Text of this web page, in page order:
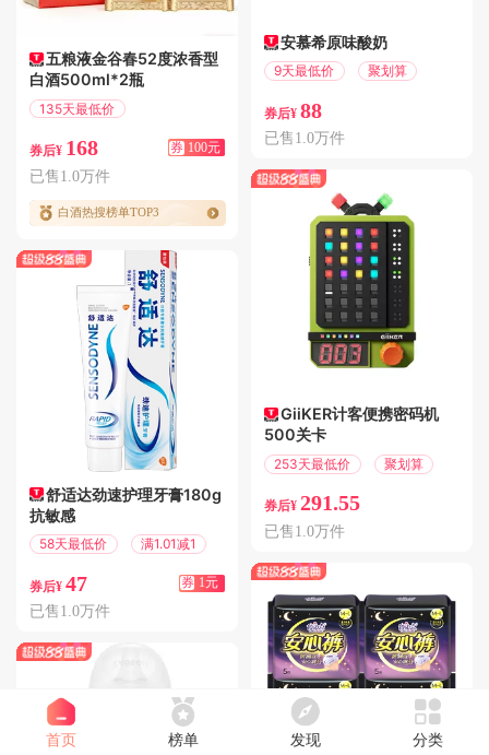
五粮液金谷春52度浓香型
白酒500ml*2瓶
135天最低价
券后¥ 168 券 100元
已售1.0万件
白酒热搜榜单TOP3
舒适达劲速护理牙膏180g
抗敏感
58天最低价 满1.01减1
券后¥ 47 券 1元
已售1.0万件
安慕希原味酸奶
9天最低价 聚划算
券后¥ 88
已售1.0万件
GiiKER计客便携密码机
500关卡
253天最低价 聚划算
券后¥ 291.55
已售1.0万件
首页 榜单 发现 分类